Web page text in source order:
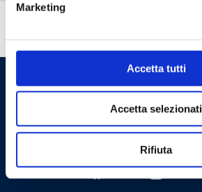
Marketing
Accetta tutti
Accetta selezionati
Rifiuta